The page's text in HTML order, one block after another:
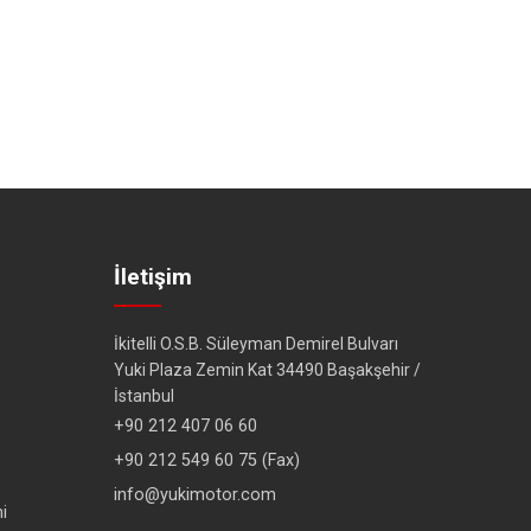
İletişim
İkitelli O.S.B. Süleyman Demirel Bulvarı
Yuki Plaza Zemin Kat 34490 Başakşehir /
İstanbul
+90 212 407 06 60
+90 212 549 60 75 (Fax)
info@yukimotor.com